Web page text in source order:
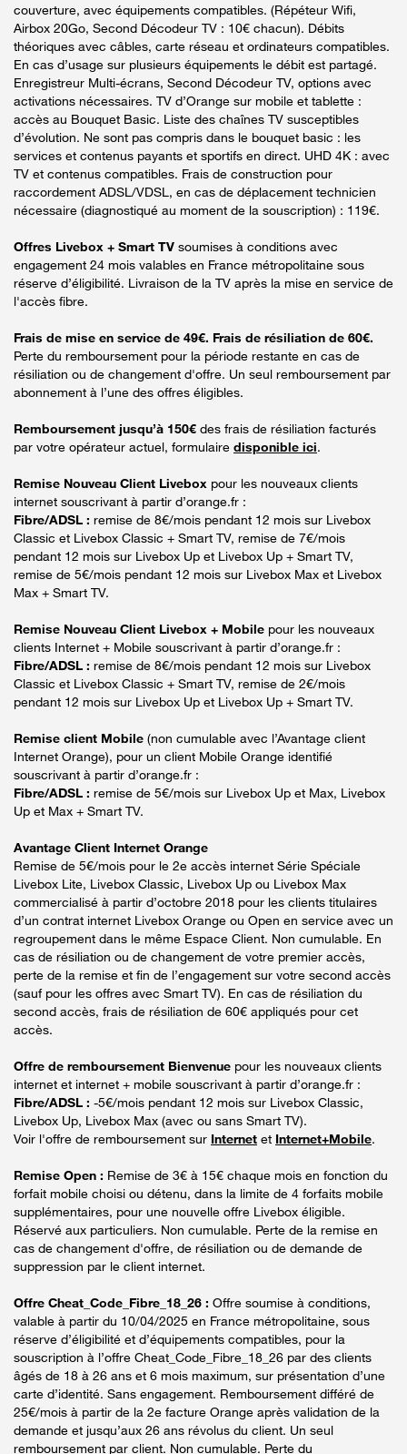
couverture, avec équipements compatibles. (Répéteur Wifi,
Airbox 20Go, Second Décodeur TV : 10€ chacun). Débits
théoriques avec câbles, carte réseau et ordinateurs compatibles.
En cas d’usage sur plusieurs équipements le débit est partagé.
Enregistreur Multi-écrans, Second Décodeur TV, options avec
activations nécessaires. TV d’Orange sur mobile et tablette :
accès au Bouquet Basic. Liste des chaînes TV susceptibles
d’évolution. Ne sont pas compris dans le bouquet basic : les
services et contenus payants et sportifs en direct. UHD 4K : avec
TV et contenus compatibles. Frais de construction pour
raccordement ADSL/VDSL, en cas de déplacement technicien
nécessaire (diagnostiqué au moment de la souscription) : 119€.
Offres Livebox + Smart TV soumises à conditions avec
engagement 24 mois valables en France métropolitaine sous
réserve d’éligibilité. Livraison de la TV après la mise en service de
l'accès fibre.
Frais de mise en service de 49€. Frais de résiliation de 60€.
Perte du remboursement pour la période restante en cas de
résiliation ou de changement d'offre. Un seul remboursement par
abonnement à l’une des offres éligibles.
Remboursement jusqu’à 150€ des frais de résiliation facturés
par votre opérateur actuel, formulaire disponible ici.
Remise Nouveau Client Livebox pour les nouveaux clients
internet souscrivant à partir d’orange.fr :
Fibre/ADSL : remise de 8€/mois pendant 12 mois sur Livebox
Classic et Livebox Classic + Smart TV, remise de 7€/mois
pendant 12 mois sur Livebox Up et Livebox Up + Smart TV,
remise de 5€/mois pendant 12 mois sur Livebox Max et Livebox
Max + Smart TV.
Remise Nouveau Client Livebox + Mobile pour les nouveaux
clients Internet + Mobile souscrivant à partir d’orange.fr :
Fibre/ADSL : remise de 8€/mois pendant 12 mois sur Livebox
Classic et Livebox Classic + Smart TV, remise de 2€/mois
pendant 12 mois sur Livebox Up et Livebox Up + Smart TV.
Remise client Mobile (non cumulable avec l’Avantage client
Internet Orange), pour un client Mobile Orange identifié
souscrivant à partir d’orange.fr :
Fibre/ADSL : remise de 5€/mois sur Livebox Up et Max, Livebox
Up et Max + Smart TV.
Avantage Client Internet Orange
Remise de 5€/mois pour le 2e accès internet Série Spéciale
Livebox Lite, Livebox Classic, Livebox Up ou Livebox Max
commercialisé à partir d’octobre 2018 pour les clients titulaires
d’un contrat internet Livebox Orange ou Open en service avec un
regroupement dans le même Espace Client. Non cumulable. En
cas de résiliation ou de changement de votre premier accès,
perte de la remise et fin de l’engagement sur votre second accès
(sauf pour les offres avec Smart TV). En cas de résiliation du
second accès, frais de résiliation de 60€ appliqués pour cet
accès.
Offre de remboursement Bienvenue pour les nouveaux clients
internet et internet + mobile souscrivant à partir d’orange.fr :
Fibre/ADSL : -5€/mois pendant 12 mois sur Livebox Classic,
Livebox Up, Livebox Max (avec ou sans Smart TV).
Voir l'offre de remboursement sur Internet et Internet+Mobile.
Remise Open : Remise de 3€ à 15€ chaque mois en fonction du
forfait mobile choisi ou détenu, dans la limite de 4 forfaits mobile
supplémentaires, pour une nouvelle offre Livebox éligible.
Réservé aux particuliers. Non cumulable. Perte de la remise en
cas de changement d'offre, de résiliation ou de demande de
suppression par le client internet.
Offre Cheat_Code_Fibre_18_26 : Offre soumise à conditions,
valable à partir du 10/04/2025 en France métropolitaine, sous
réserve d’éligibilité et d’équipements compatibles, pour la
souscription à l’offre Cheat_Code_Fibre_18_26 par des clients
âgés de 18 à 26 ans et 6 mois maximum, sur présentation d’une
carte d’identité. Sans engagement. Remboursement différé de
25€/mois à partir de la 2e facture Orange après validation de la
demande et jusqu’aux 26 ans révolus du client. Un seul
remboursement par client. Non cumulable. Perte du